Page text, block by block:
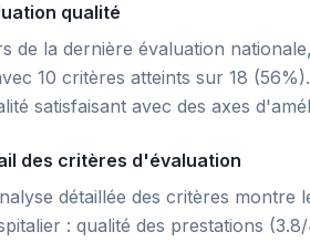
qualité
de la dernière évaluation
10 critères atteints sur 18
satisfaisant avec des axes
des critères d'évaluation
détaillée des critères montre
: qualité des prestations